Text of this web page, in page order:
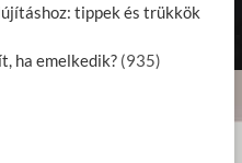
tippek és trükkök
ha emelkedik? (935)